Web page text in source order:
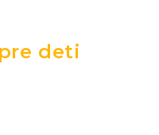
deti